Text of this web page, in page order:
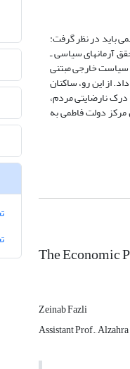
باید در نظر گرفت:
آرمانهای سیاسی‌ ـ‌
سیاست خارجی مبتنی
از این رو، ساکنان
نارضایتی مردم،
مرکز دولت فاطمی به
The Economic
Zeinab Fazli
Assistant Prof.,